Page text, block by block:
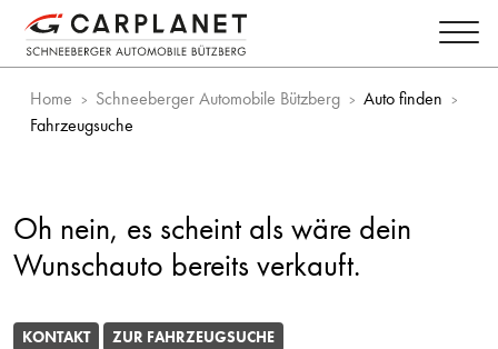
Home Schneeberger Automobile Bützberg
Auto finden
Fahrzeugsuche
Oh nein, es scheint als wäre dein
Wunschauto bereits verkauft.
KONTAKT ZUR FAHRZEUGSUCHE